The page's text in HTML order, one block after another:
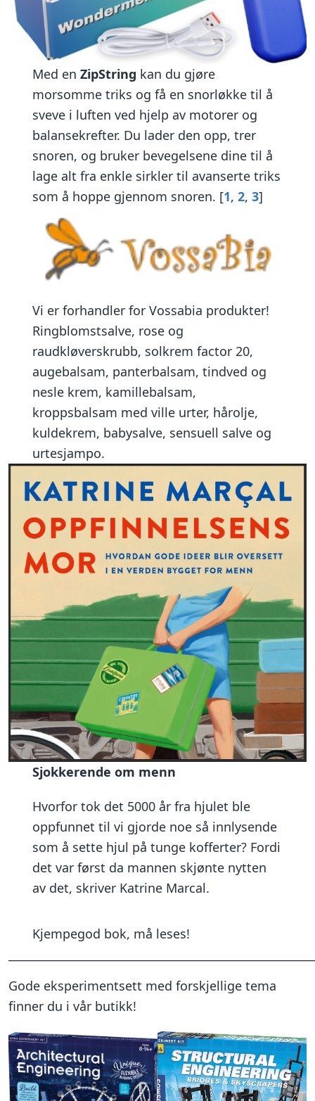
Med en ZipString kan du gjøre
morsomme triks og få en snorløkke til å
sveve i luften ved hjelp av motorer og
balansekrefter. Du lader den opp, trer
snoren, og bruker bevegelsene dine til å
lage alt fra enkle sirkler til avanserte triks
som å hoppe gjennom snoren. [1, 2, 3]
Vi er forhandler for Vossabia produkter!
Ringblomstsalve, rose og
raudkløverskrubb, solkrem factor 20,
augebalsam, panterbalsam, tindved og
nesle krem, kamillebalsam,
kroppsbalsam med ville urter, hårolje,
kuldekrem, babysalve, sensuell salve og
urtesjampo.
Sjokkerende om menn
Hvorfor tok det 5000 år fra hjulet ble
oppfunnet til vi gjorde noe så innlysende
som å sette hjul på tunge kofferter? Fordi
det var først da mannen skjønte nytten
av det, skriver Katrine Marcal.
Kjempegod bok, må leses!
Gode eksperimentsett med forskjellige tema
finner du i vår butikk!